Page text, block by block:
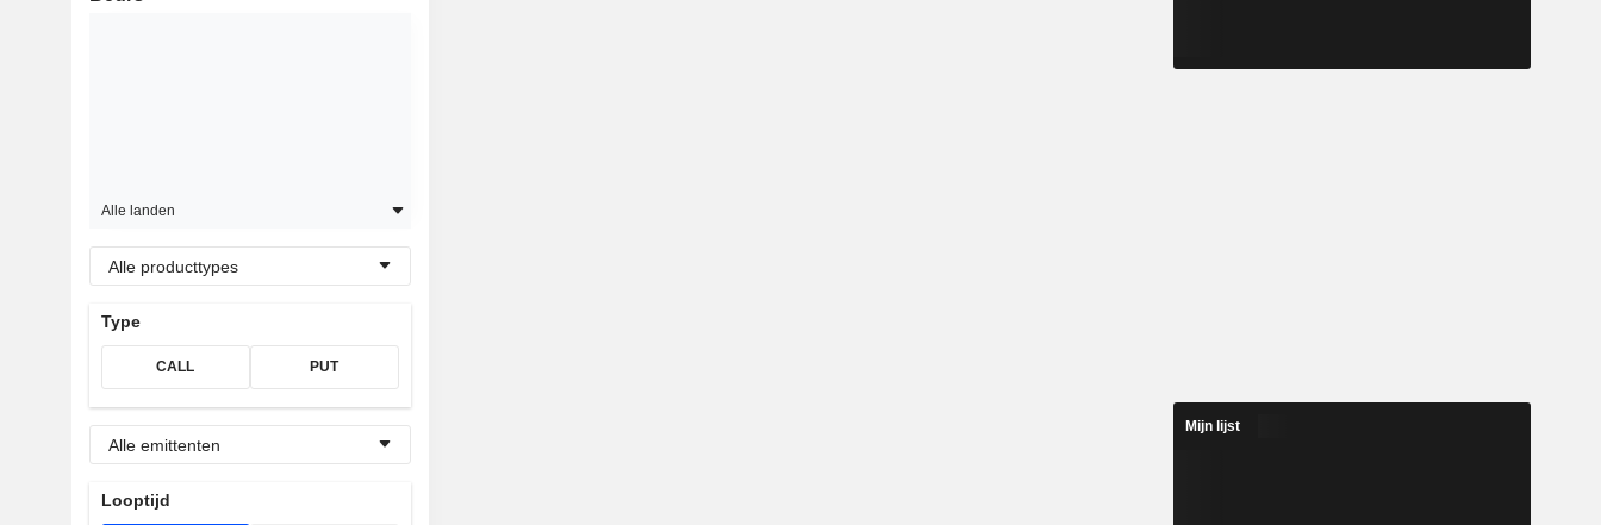
Alle landen
Alle producttypes
Type
CALL PUT
Alle emittenten
Looptijd
Mijn lijst